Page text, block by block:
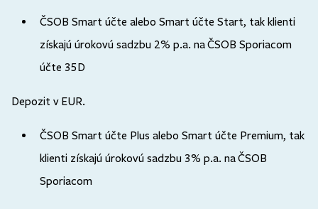
ČSOB Smart účte alebo Smart účte Start, tak klienti
získajú úrokovú sadzbu 2% p.a. na ČSOB Sporiacom
účte 35D
Depozit v EUR.
ČSOB Smart účte Plus alebo Smart účte Premium, tak
klienti získajú úrokovú sadzbu 3% p.a. na ČSOB
Sporiacom